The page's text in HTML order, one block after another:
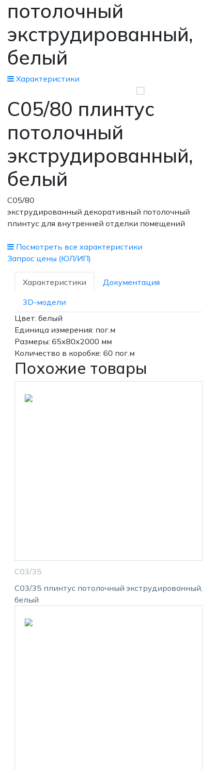
потолочный
экструдированный,
белый
Xарактеристики
С05/80 плинтус
потолочный
экструдированный,
белый
С05/80
экструдированный декоративный потолочный
плинтус для внутренней отделки помещений
Посмотреть все характеристики
Запрос цены (ЮЛ/ИП)
Характеристики Документация
3D-модели
Цвет: белый
Единица измерения: пог.м
Размеры: 65х80х2000 мм
Количество в коробке: 60 пог.м
Похожие товары
С03/35
С03/35 плинтус потолочный экструдированный,
белый